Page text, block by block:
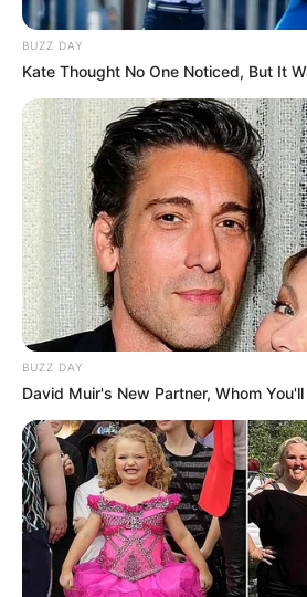
Walking On Thin Ice
My Troublesome Star Aema
BUZZ DAY
Kate Thought No One Noticed, But It
BUZZ DAY
David Muir's New Partner, Whom